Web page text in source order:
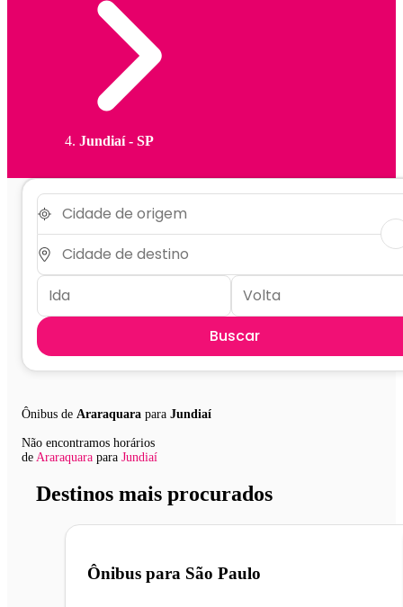
Jundiaí - SP
Buscar
Ônibus de Araraquara para Jundiaí
Não encontramos horários
de Araraquara para Jundiaí
Destinos mais procurados
Ônibus para São Paulo